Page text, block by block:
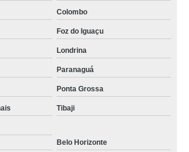
Colombo
Foz do Iguaçu
Londrina
Paranaguá
Ponta Grossa
Tibaji
Belo Horizonte